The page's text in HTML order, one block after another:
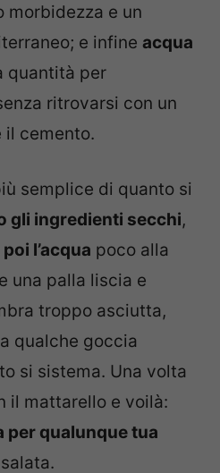
morbidezza e un
e infine acqua
quantità per
ritrovarsi con un
il cemento.
semplice di quanto si
gli ingredienti secchi,
poi l’acqua poco alla
una palla liscia e
troppo asciutta,
qualche goccia
si sistema. Una volta
il mattarello e voilà:
per qualunque tua